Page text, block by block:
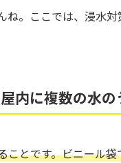
。ここでは、浸水
内に複数の水
とです。ビニール